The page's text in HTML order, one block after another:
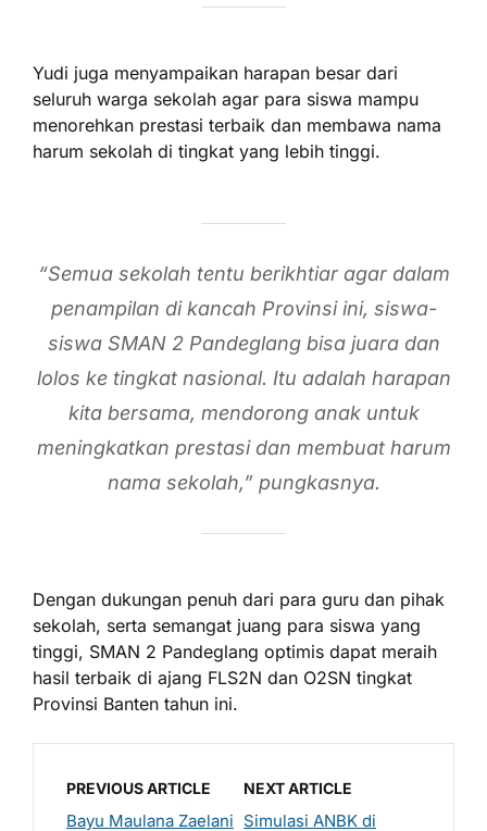
Yudi juga menyampaikan harapan besar dari
seluruh warga sekolah agar para siswa mampu
menorehkan prestasi terbaik dan membawa nama
harum sekolah di tingkat yang lebih tinggi.
“Semua sekolah tentu berikhtiar agar dalam
penampilan di kancah Provinsi ini, siswa-
siswa SMAN 2 Pandeglang bisa juara dan
lolos ke tingkat nasional. Itu adalah harapan
kita bersama, mendorong anak untuk
meningkatkan prestasi dan membuat harum
nama sekolah,” pungkasnya.
Dengan dukungan penuh dari para guru dan pihak
sekolah, serta semangat juang para siswa yang
tinggi, SMAN 2 Pandeglang optimis dapat meraih
hasil terbaik di ajang FLS2N dan O2SN tingkat
Provinsi Banten tahun ini.
PREVIOUS ARTICLE
Bayu Maulana Zaelani
NEXT ARTICLE
Simulasi ANBK di